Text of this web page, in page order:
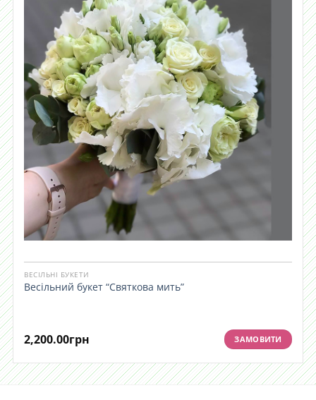
ВЕСІЛЬНІ БУКЕТИ
Весільний букет “Святкова мить”
2,200.00грн ЗАМОВИТИ